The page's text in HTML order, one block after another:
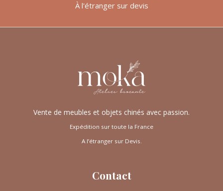
Vente de meubles et objets chinés avec passion.
Expédition sur toute la France
A l’étranger sur Devis.
Contact
À l'étranger sur devis